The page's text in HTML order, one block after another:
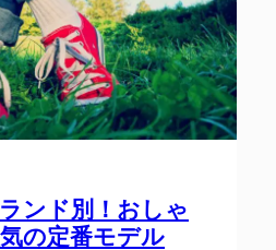
ンド別！おしゃ
の定番モデル